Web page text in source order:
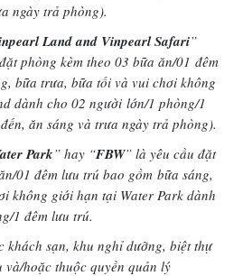
ngày trả phòng).
Land and Vinpearl Safari”
phòng kèm theo 03 bữa ăn/01 đêm
bữa trưa, bữa tối và vui chơi không
dành cho 02 người lớn/1 phòng/1
ăn sáng và trưa ngày trả phòng).
Park” hay “FBW” là yêu cầu đặt
01 đêm lưu trú bao gồm bữa sáng,
không giới hạn tại Water Park dành
1 đêm lưu trú.
khách sạn, khu nghỉ dưỡng, biệt thự
hoặc thuộc quyền quản lý